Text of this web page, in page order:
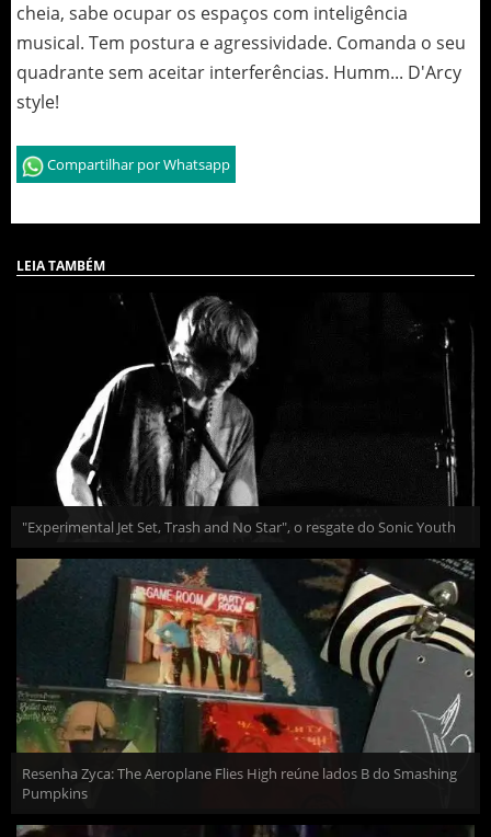
cheia, sabe ocupar os espaços com inteligência
musical. Tem postura e agressividade. Comanda o seu
quadrante sem aceitar interferências. Humm... D'Arcy
style!
Compartilhar por Whatsapp
LEIA TAMBÉM
"Experimental Jet Set, Trash and No Star", o resgate do Sonic Youth
Resenha Zyca: The Aeroplane Flies High reúne lados B do Smashing
Pumpkins